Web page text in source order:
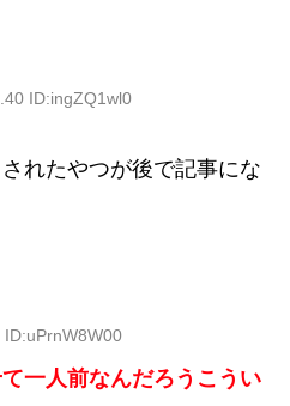
ID:ingZQ1wl0
れたやつが後で記事にな
一人前なんだろうこうい